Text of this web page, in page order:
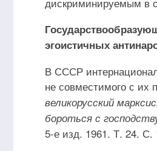
эгоистичных
В СССР
не совместимого с их
великорусский
бороться с
5-е изд. 1961. Т. 24. С.